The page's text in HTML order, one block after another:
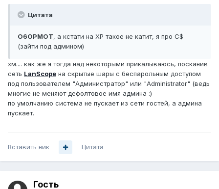
Цитата
O6OPMOT, а кстати на XP такое не катит, я про C$
(зайти под админом)
хм.... как же я тогда над некоторыми прикалываюсь, посканив
сеть LanScope на скрытые шары с беспарольным доступом
под пользователем "Администратор" или "Administrator" (ведь
многие не меняют дефолтовое имя админа :)
по умолчанию система не пускает из сети гостей, а админа
пускает.
Вставить ник Цитата
Гость